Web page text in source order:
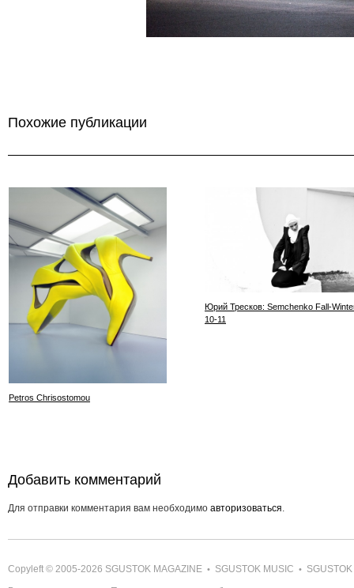
Похожие публикации
Petros Chrisostomou
Юрий Тресков: Semchenko Fall-
10-11
Добавить комментарий
Для отправки комментария вам необходимо авторизоваться.
Copyleft © 2005-2026 SGUSTOK MAGAZINE • SGUSTOK MUSIC •